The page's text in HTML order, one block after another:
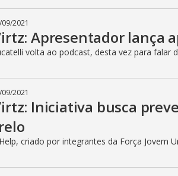
2021
Apresentador lança
volta ao podcast, desta vez para
2021
Iniciativa busca
criado por integrantes da Força Jovem